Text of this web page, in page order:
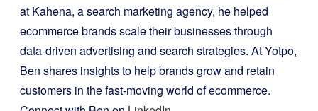
at Kahena, a search marketing agency, he helped
ecommerce brands scale their businesses through
data-driven advertising and search strategies. At Yotpo,
Ben shares insights to help brands grow and retain
customers in the fast-moving world of ecommerce.